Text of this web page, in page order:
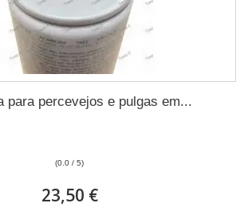
para percevejos e pulgas em...
(0.0 / 5)
23,50 €